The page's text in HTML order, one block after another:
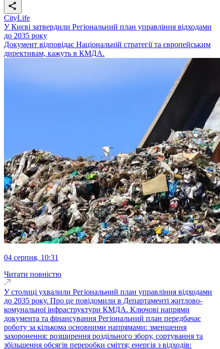
CityLife
У Києві затвердили Регіональний план управління відходами
до 2035 року
Документ відповідає Національній стратегії та європейським
директивам, кажуть в КМДА.
04 серпня, 10:31
Читати повністю
У столиці ухвалили Регіональний план управління відходами
до 2035 року. Про це повідомили в Департаменті житлово-
комунальної інфраструктури КМДА. Ключові напрями
документа та фінансування Регіональний план передбачає
роботу за кількома основними напрямами: зменшення
захоронення: розширення роздільного збору, сортування та
збільшення обсягів переробки сміття; енергія з відходів: